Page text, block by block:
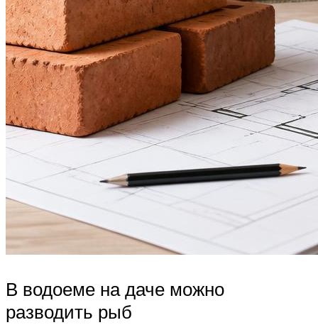
В водоеме на даче можно
разводить рыб